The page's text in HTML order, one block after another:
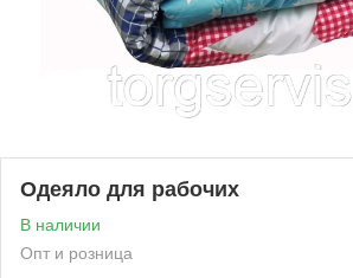
Одеяло для рабочих
В наличии
Опт и розница